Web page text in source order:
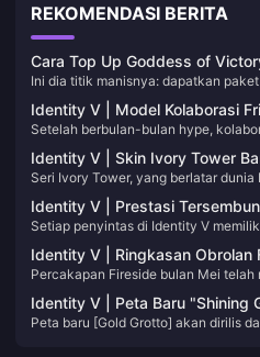
REKOMENDASI BERITA
Cara Top Up Goddess of
Panduan Hemat 2025 Anda
Ini dia titik manisnya: dapatkan
$0,45 per tarikan, gabungkan
24%, dan Anda akan untung besar.
pembeli pertama – itu benar-benar
Identity V | Model Kolaborasi
Beberapa Kekurangan Kecil,
Setelah berbulan-bulan hype,
antara Identity V dan anime Frieren:
tiba! Dengan kurang dari seminggu
meskipun presentasi keseluruhan
pemodelan yang tidak terduga telah
Identity V | Skin Ivory Tower
Dalam Game Jauh Lebih Baik
Seri Ivory Tower, yang berlatar
menyambut seorang siswa
skin biru yuan ini selalu memiliki
3D-nya dibuat dengan sangat baik!
Identity V | Prestasi
– Hanya Beberapa yang
Setiap penyintas di Identity V
eksklusif mereka sendiri. Memicu
memberikan tambahan 600 poin —
pencapaian ini sangat sulit untuk
Identity V | Ringkasan Obrolan
Penyesuaian, dan Lainnya!
Percakapan Fireside bulan Mei
menunjukkan perhatian para
Berikut adalah rincian lengkap dari
Identity V | Peta Baru "Shining
Peta baru [Gold Grotto] akan dirilis